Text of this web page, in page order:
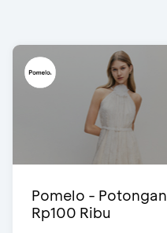
Pomelo - Potongan
Rp100 Ribu